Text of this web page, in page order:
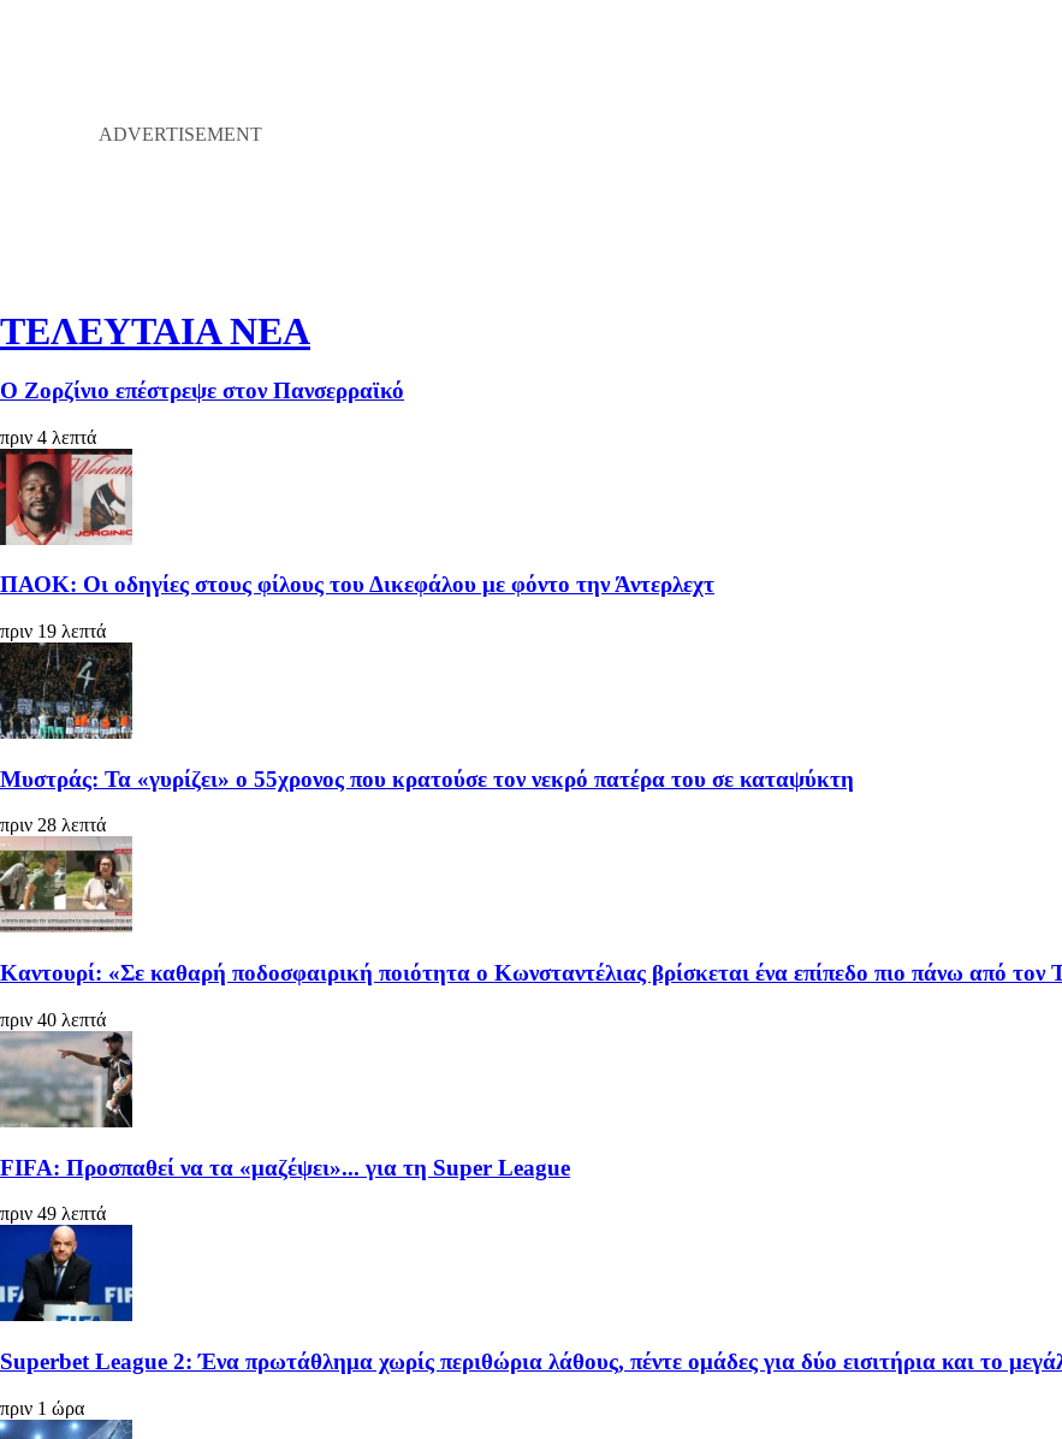
ΤΕΛΕΥΤΑΙΑ ΝΕΑ
Ο Ζορζίνιο επέστρεψε στον Πανσερραϊκό
πριν 4 λεπτά
ΠΑΟΚ: Οι οδηγίες στους φίλους του Δικεφάλου με φόντο την Άντερλεχτ
πριν 19 λεπτά
Μυστράς: Τα «γυρίζει» ο 55χρονος που κρατούσε τον νεκρό πατέρα του σε καταψύκτη
πριν 28 λεπτά
Καντουρί: «Σε καθαρή ποδοσφαιρική ποιότητα ο Κωνσταντέλιας βρίσκεται ένα επίπεδο πιο πάνω από τον
πριν 40 λεπτά
FIFA: Προσπαθεί να τα «μαζέψει»... για τη Super League
πριν 49 λεπτά
Superbet League 2: Ένα πρωτάθλημα χωρίς περιθώρια λάθους, πέντε ομάδες για δύο εισιτήρια και το
πριν 1 ώρα